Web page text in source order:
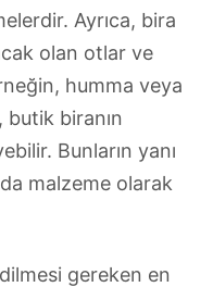
Ayrıca, bira
olan otlar ve
humma veya
butik biranın
Bunların yanı
malzeme olarak
gereken en